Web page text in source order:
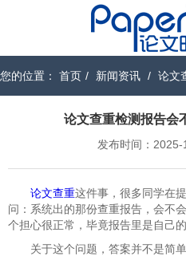
您的位置： 首页 / 新闻资讯 / 论文
论文查重检测报告会
发布时间：
论文查重这件事，很多同学在
问：系统出的那份查重报告，会不
个担心很正常，毕竟报告里是自己的
关于这个问题，答案并不是简